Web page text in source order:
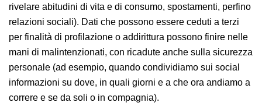
trattano dati di natura sensibile (perché riguardanti la
salute e le condizioni psico-fisiche) o comunque molto
delicati (perché possono rivelare abitudini di vita e di
consumo, spostamenti, perfino relazioni sociali). Dati
che possono essere ceduti a terzi per finalità di
profilazione o addirittura possono finire nelle mani di
malintenzionati, con ricadute anche sulla sicurezza